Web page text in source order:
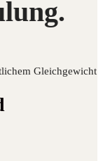
Gleichgewicht